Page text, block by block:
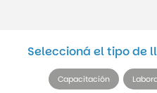
Seleccioná el tipo de
Capacitación